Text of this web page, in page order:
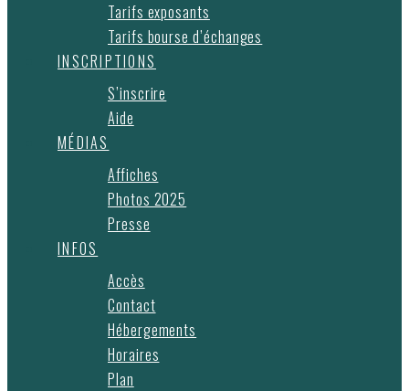
Tarifs exposants
Tarifs bourse d’échanges
INSCRIPTIONS
S’inscrire
Aide
MÉDIAS
Affiches
Photos 2025
Presse
INFOS
Accès
Contact
Hébergements
Horaires
Plan